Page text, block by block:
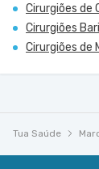
Cirurgiões de
Cirurgiões
Cirurgiões de
Tua Saúde